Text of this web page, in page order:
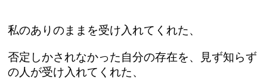
私のありのままを受け入れてくれた、
否定しかされなかった自分の存在を、見ず知らず
の人が受け入れてくれた、